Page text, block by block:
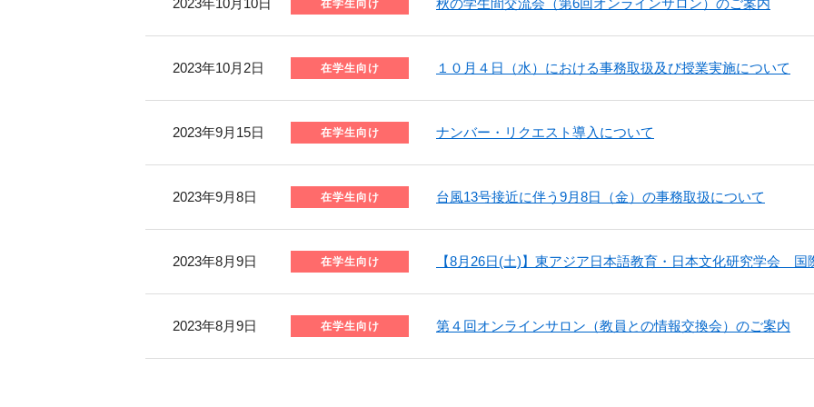
2023年10月10日 在学生向け 秋の学生間交流会（第6回オンラインサロン）のご案内
2023年10月2日 在学生向け １０月４日（水）における事務取扱及び授業実施について
2023年9月15日 在学生向け ナンバー・リクエスト導入について
2023年9月8日 在学生向け 台風13号接近に伴う9月8日（金）の事務取扱について
2023年8月9日 在学生向け 【8月26日(土)】東アジア日本語教育・日本文化研究学会 国
2023年8月9日 在学生向け 第４回オンラインサロン（教員との情報交換会）のご案内